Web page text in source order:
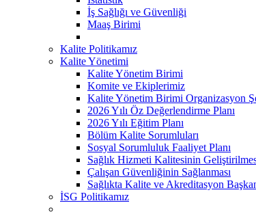
İş Sağlığı ve Güvenliği
Maaş Birimi
Kalite Politikamız
Kalite Yönetimi
Kalite Yönetim Birimi
Komite ve Ekiplerimiz
Kalite Yönetim Birimi Organizasyon
2026 Yılı Öz Değerlendirme Planı
2026 Yılı Eğitim Planı
Bölüm Kalite Sorumluları
Sosyal Sorumluluk Faaliyet Planı
Sağlık Hizmeti Kalitesinin
Çalışan Güvenliğinin Sağlanması
Sağlıkta Kalite ve Akreditasyon
İSG Politikamız